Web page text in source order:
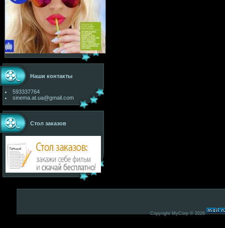
Наши контакты
593337764
sinema.at.ua@gmail.com
Стол заказов
Copyright MyCorp © 2026